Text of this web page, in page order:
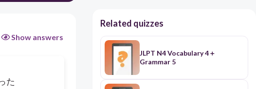
Show answers
た
Related quizzes
JLPT N4 Vocabulary 4＋
Grammar 5